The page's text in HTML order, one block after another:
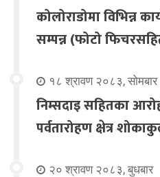
कोलोराडोमा विभिन्न
सम्पन्न (फोटो
१८ श्रावण २०८३, सोमबार
निम्सदाइ सहितका
पर्वतारोहण क्षेत्र
२० श्रावण २०८३, बुधबार